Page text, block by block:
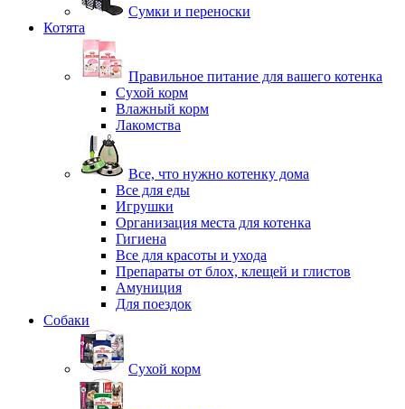
Сумки и переноски
Котята
Правильное питание для вашего котенка
Сухой корм
Влажный корм
Лакомства
Все, что нужно котенку дома
Все для еды
Игрушки
Организация места для котенка
Гигиена
Все для красоты и ухода
Препараты от блох, клещей и глистов
Амуниция
Для поездок
Собаки
Сухой корм